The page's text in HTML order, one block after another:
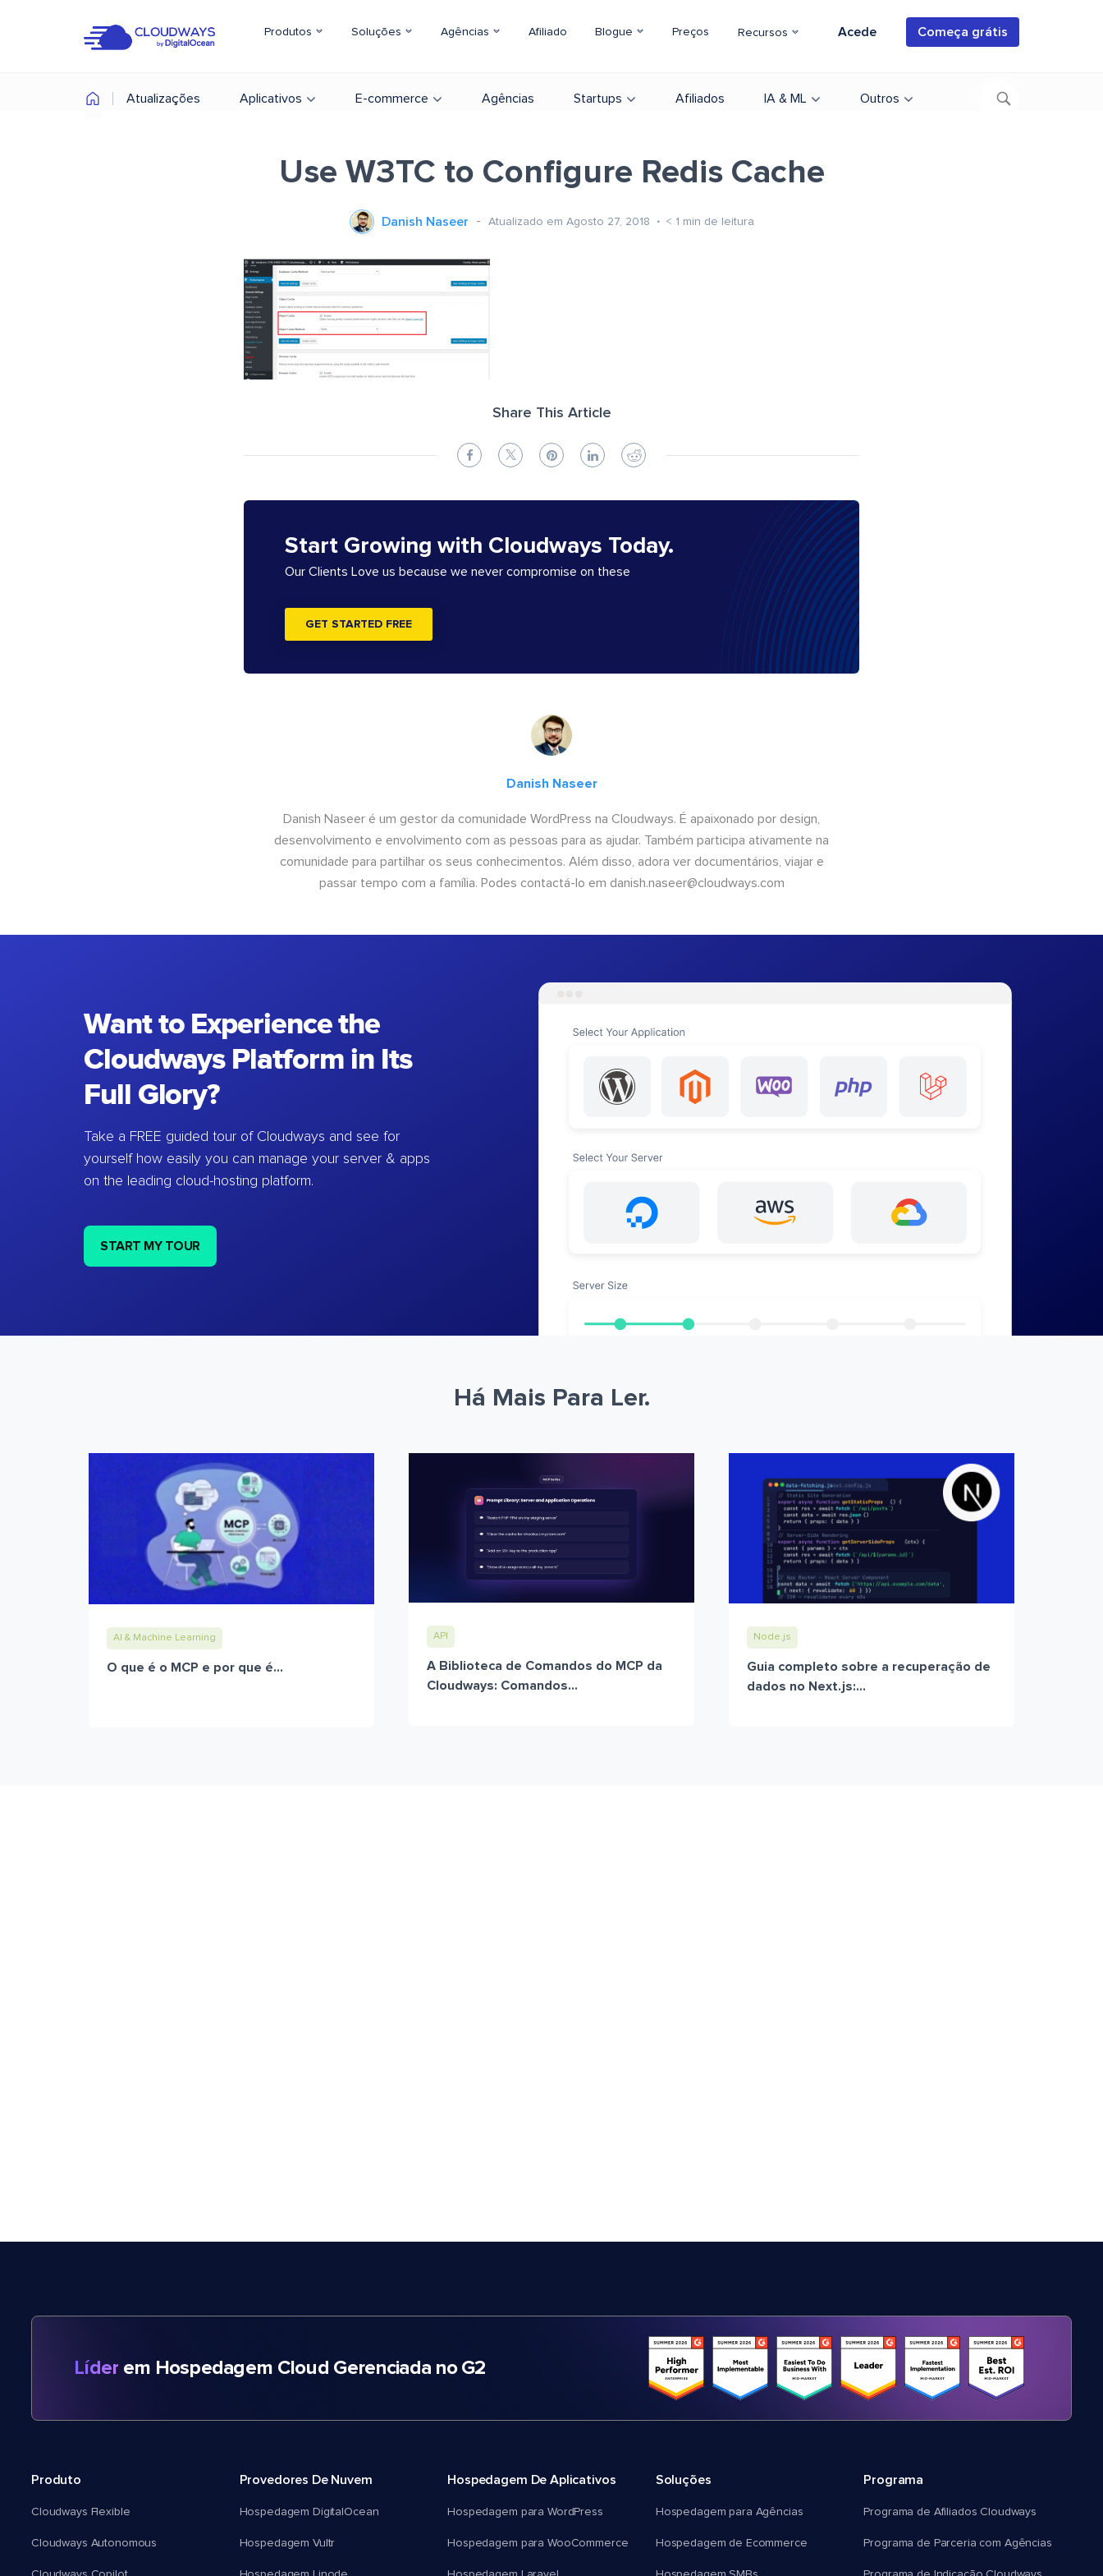
Produtos Soluções Agências Afiliado Blogue Preços Recursos Acede Começa grátis
Atualizações Aplicativos E-commerce Agências Startups Afiliados IA & ML Outros
Use W3TC to Configure Redis Cache
Danish Naseer Atualizado em Agosto 27, 2018 < 1 min de leitura
Share This Article
Start Growing with Cloudways Today.
Our Clients Love us because we never compromise on these
GET STARTED FREE
Danish Naseer
Danish Naseer é um gestor da comunidade WordPress na Cloudways. É apaixonado por design,
desenvolvimento e envolvimento com as pessoas para as ajudar. Também participa ativamente na
comunidade para partilhar os seus conhecimentos. Além disso, adora ver documentários, viajar e
passar tempo com a família. Podes contactá-lo em danish.naseer@cloudways.com
Want to Experience the
Cloudways Platform in Its
Full Glory?
Take a FREE guided tour of Cloudways and see for
yourself how easily you can manage your server & apps
on the leading cloud-hosting platform.
START MY TOUR
Há Mais Para Ler.
AI & Machine Learning
O que é o MCP e por que é...
API
A Biblioteca de Comandos do MCP da
Cloudways: Comandos...
Node.js
Guia completo sobre a recuperação de
dados no Next.js:...
Líder em Hospedagem Cloud Gerenciada no G2
Produto
Cloudways Flexible
Cloudways Autonomous
Provedores De Nuvem
Hospedagem DigitalOcean
Hospedagem Vultr
Hospedagem De Aplicativos
Hospedagem para WordPress
Hospedagem para WooCommerce
Soluções
Hospedagem para Agências
Hospedagem de Ecommerce
Programa
Programa de Afiliados Cloudways
Programa de Parceria com Agências